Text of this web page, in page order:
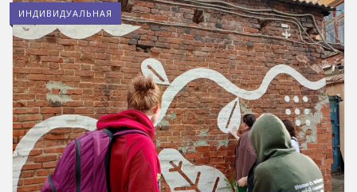
ИНДИВИДУАЛЬНАЯ